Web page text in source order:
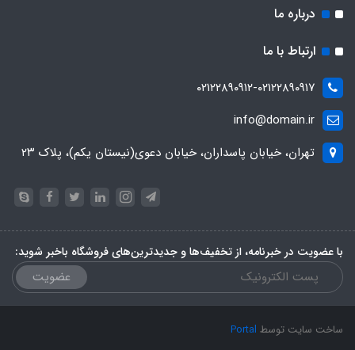
درباره ما
ارتباط با ما
۰۲۱۲۲۸۹۰۹۱۲-۰۲۱۲۲۸۹۰۹۱۷
info@domain.ir
تهران، خیابان پاسداران، خیابان دعوی(نیستان یکم)، پلاک ۲۳
با عضویت در خبرنامه، از تخفیف‌ها و جدیدترین‌های فروشگاه باخبر شوید:
عضویت
ساخت سایت توسط Portal